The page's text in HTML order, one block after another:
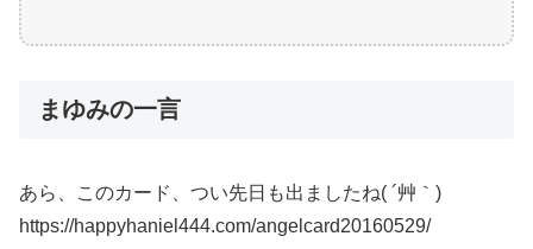
まゆみの一言
あら、このカード、つい先日も出ましたね( ´艸｀)
https://happyhaniel444.com/angelcard20160529/